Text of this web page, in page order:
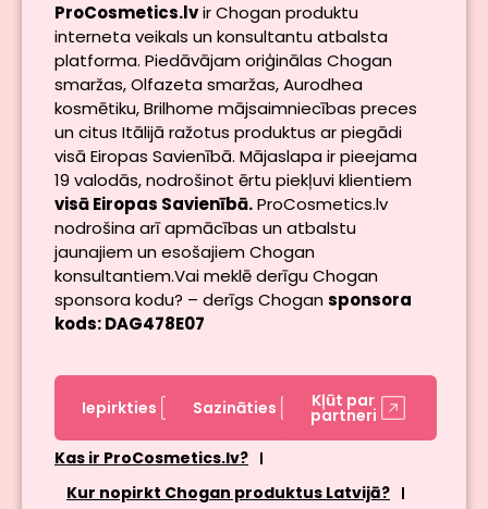
ProCosmetics.lvir Chogan produktu
interneta veikals un konsultantu atbalsta
platforma. Piedāvājam oriģinālas Chogan
smaržas, Olfazeta smaržas, Aurodhea
kosmētiku, Brilhome mājsaimniecības preces
un citus Itālijā ražotus produktus ar piegādi
visā Eiropas Savienībā. Mājaslapa ir pieejama
19 valodās, nodrošinot ērtu piekļuvi klientiem
visā Eiropas Savienībā.ProCosmetics.lv
nodrošina arī apmācības un atbalstu
jaunajiem un esošajiem Chogan
konsultantiem.Vai meklē derīgu Chogan
sponsora kodu? – derīgs Chogansponsora
kods: DAG478E07
Iepirkties Sazināties Kļūt par
partneri
Kas ir ProCosmetics.lv?
Kur nopirkt Chogan produktus Latvijā?